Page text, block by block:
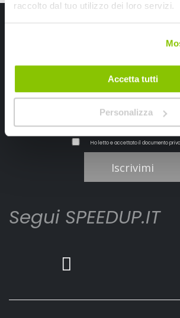
raccolto dal tuo utilizzo dei loro servizi.
Accetta tutti
Personalizza
Iscriviti alla
Ricevi subito uno sconto del 10% per il tuo
Ho letto e accettato il documento
Iscrivimi
Segui SPEEDUP.IT